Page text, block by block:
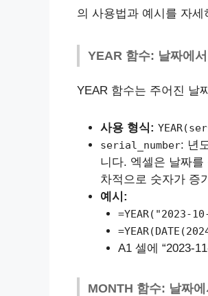
의 사용법과 예시를 자
YEAR 함수: 날짜에
YEAR 함수는 주어진 날
사용 형식:
serial_number: 년
니다. 엑셀은 날짜를
차적으로 숫자가 증
예시:
=YEAR("2023-
A1 셀에 “2023-
MONTH 함수: 날짜